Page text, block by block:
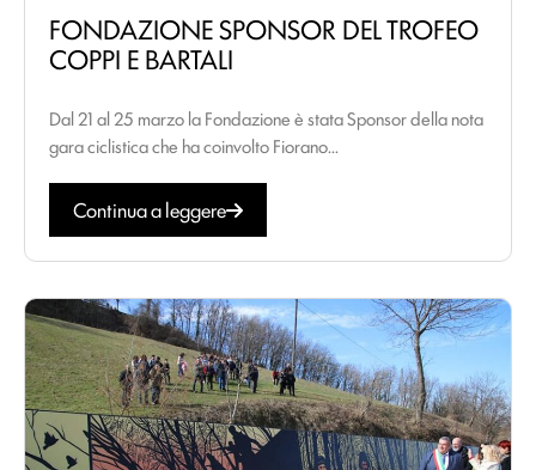
FONDAZIONE SPONSOR DEL TROFEO
COPPI E BARTALI
Dal 21 al 25 marzo la Fondazione è stata Sponsor della nota
gara ciclistica che ha coinvolto Fiorano...
Continua a leggere